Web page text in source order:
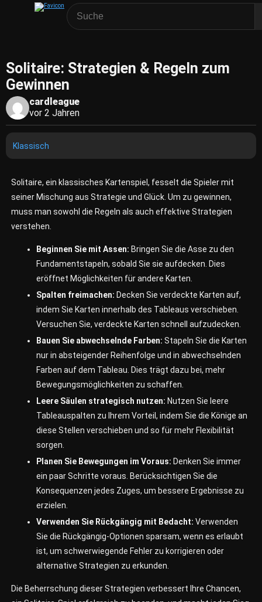
Solitaire: Strategien & Regeln zum
Gewinnen
cardleague
vor 2 Jahren
Klassisch
Solitaire, ein klassisches Kartenspiel, fesselt die Spieler mit
seiner Mischung aus Strategie und Glück. Um zu gewinnen,
muss man sowohl die Regeln als auch effektive Strategien
verstehen.
Beginnen Sie mit Assen: Bringen Sie die Asse zu den
Fundamentstapeln, sobald Sie sie aufdecken. Dies
eröffnet Möglichkeiten für andere Karten.
Spalten freimachen: Decken Sie verdeckte Karten auf,
indem Sie Karten innerhalb des Tableaus verschieben.
Versuchen Sie, verdeckte Karten schnell aufzudecken.
Bauen Sie abwechselnde Farben: Stapeln Sie die Karten
nur in absteigender Reihenfolge und in abwechselnden
Farben auf dem Tableau. Dies trägt dazu bei, mehr
Bewegungsmöglichkeiten zu schaffen.
Leere Säulen strategisch nutzen: Nutzen Sie leere
Tableauspalten zu Ihrem Vorteil, indem Sie die Könige an
diese Stellen verschieben und so für mehr Flexibilität
sorgen.
Planen Sie Bewegungen im Voraus: Denken Sie immer
ein paar Schritte voraus. Berücksichtigen Sie die
Konsequenzen jedes Zuges, um bessere Ergebnisse zu
erzielen.
Verwenden Sie Rückgängig mit Bedacht: Verwenden
Sie die Rückgängig-Optionen sparsam, wenn es erlaubt
ist, um schwerwiegende Fehler zu korrigieren oder
alternative Strategien zu erkunden.
Die Beherrschung dieser Strategien verbessert Ihre Chancen,